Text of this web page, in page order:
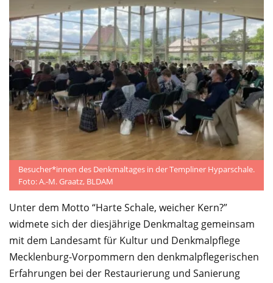
Besucher*innen des Denkmaltages in der Templiner Hyparschale.
Foto: A.-M. Graatz, BLDAM
Unter dem Motto “Harte Schale, weicher Kern?”
widmete sich der diesjährige Denkmaltag gemeinsam
mit dem Landesamt für Kultur und Denkmalpflege
Mecklenburg-Vorpommern den denkmalpflegerischen
Erfahrungen bei der Restaurierung und Sanierung